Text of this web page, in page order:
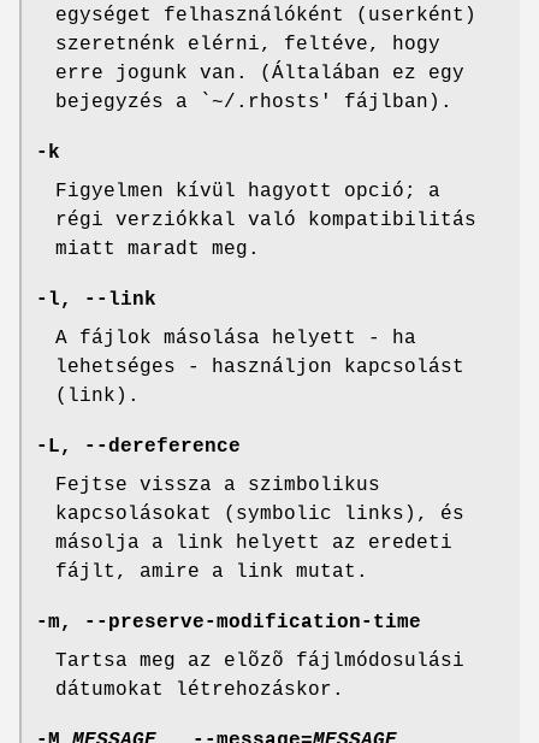
egységet felhasználóként (userként)
szeretnénk elérni, feltéve, hogy
erre jogunk van. (Általában ez egy
bejegyzés a `~/.rhosts' fájlban).
-k
Figyelmen kívül hagyott opció; a
régi verziókkal való kompatibilitás
miatt maradt meg.
-l, --link
A fájlok másolása helyett - ha
lehetséges - használjon kapcsolást
(link).
-L, --dereference
Fejtse vissza a szimbolikus
kapcsolásokat (symbolic links), és
másolja a link helyett az eredeti
fájlt, amire a link mutat.
-m, --preserve-modification-time
Tartsa meg az elõzõ fájlmódosulási
dátumokat létrehozáskor.